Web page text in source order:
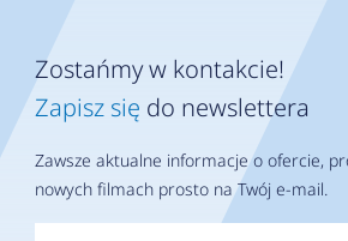
Zostańmy w kontakcie!
Zapisz się do newslettera
Zawsze aktualne informacje o ofercie,
nowych filmach prosto na Twój e-mail.